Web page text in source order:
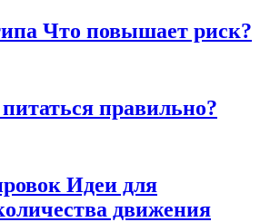
Что повышает риск?
правильно?
Идеи для
движения